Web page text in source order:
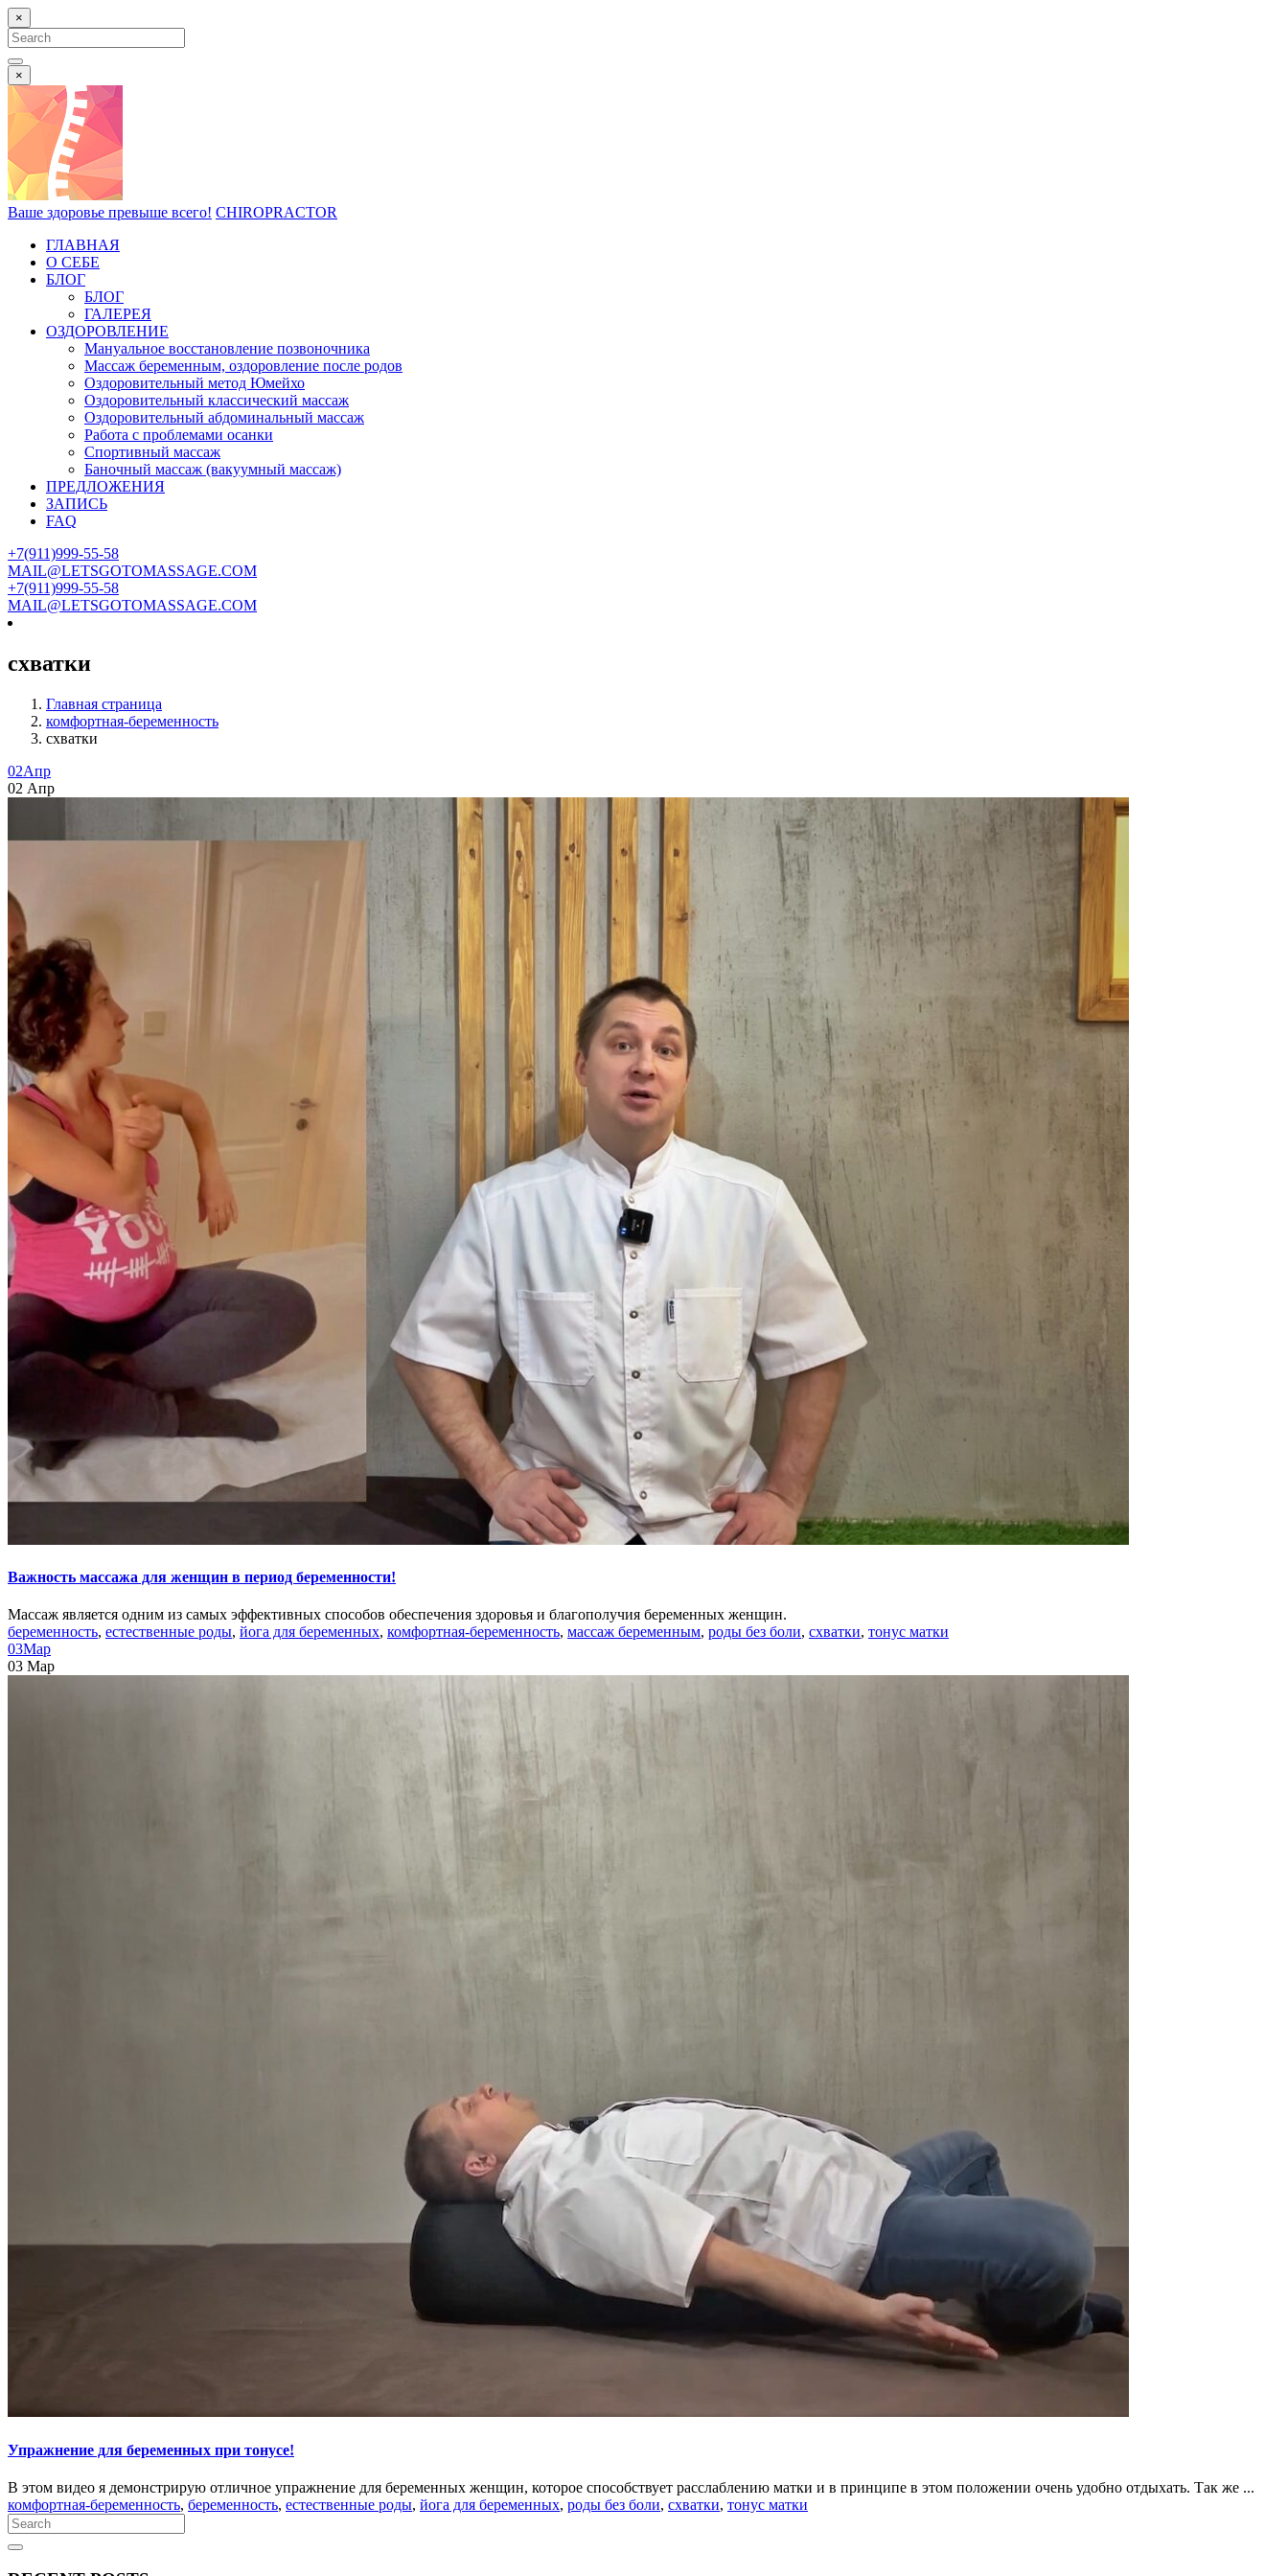
×
Search
for:
Search
×
Ваше здоровье превыше всего! CHIROPRACTOR
ГЛАВНАЯ
О СЕБЕ
БЛОГ
БЛОГ
ГАЛЕРЕЯ
ОЗДОРОВЛЕНИЕ
Мануальное восстановление позвоночника
Массаж беременным, оздоровление после родов
Оздоровительный метод Юмейхо
Оздоровительный классический массаж
Оздоровительный абдоминальный массаж
Работа с проблемами осанки
Спортивный массаж
Баночный массаж (вакуумный массаж)
ПРЕДЛОЖЕНИЯ
ЗАПИСЬ
FAQ
+7(911)999-55-58
MAIL@LETSGOTOMASSAGE.COM
+7(911)999-55-58
MAIL@LETSGOTOMASSAGE.COM
схватки
Главная страница
комфортная-беременность
схватки
02Апр
02 Апр
Важность массажа для женщин в период беременности!
Массаж является одним из самых эффективных способов обеспечения здоровья и благополучия беременных женщин.
беременность, естественные роды, йога для беременных, комфортная-беременность, массаж беременным, роды без боли, схватки, тонус матки
03Мар
03 Мар
Упражнение для беременных при тонусе!
В этом видео я демонстрирую отличное упражнение для беременных женщин, которое способствует расслаблению матки и в принципе в этом положении очень удобно отдыхать. Так же ...
комфортная-беременность, беременность, естественные роды, йога для беременных, роды без боли, схватки, тонус матки
Search
for:
Search